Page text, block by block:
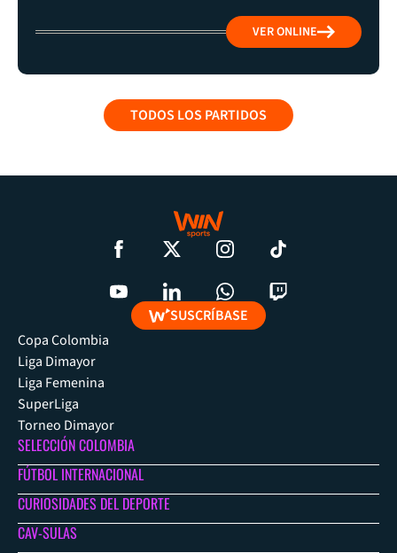
VER ONLINE
TODOS LOS PARTIDOS
SUSCRÍBASE
Copa Colombia
Liga Dimayor
Liga Femenina
SuperLiga
Torneo Dimayor
SELECCIÓN COLOMBIA
FÚTBOL INTERNACIONAL
CURIOSIDADES DEL DEPORTE
CAV-SULAS